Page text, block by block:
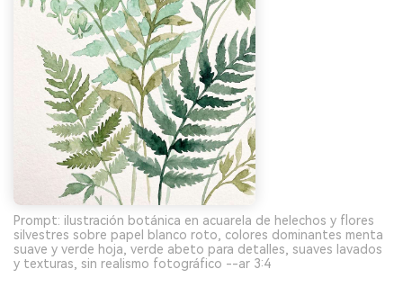
Prompt: ilustración botánica en acuarela de helechos y flores
silvestres sobre papel blanco roto, colores dominantes menta
suave y verde hoja, verde abeto para detalles, suaves lavados
y texturas, sin realismo fotográfico --ar 3:4